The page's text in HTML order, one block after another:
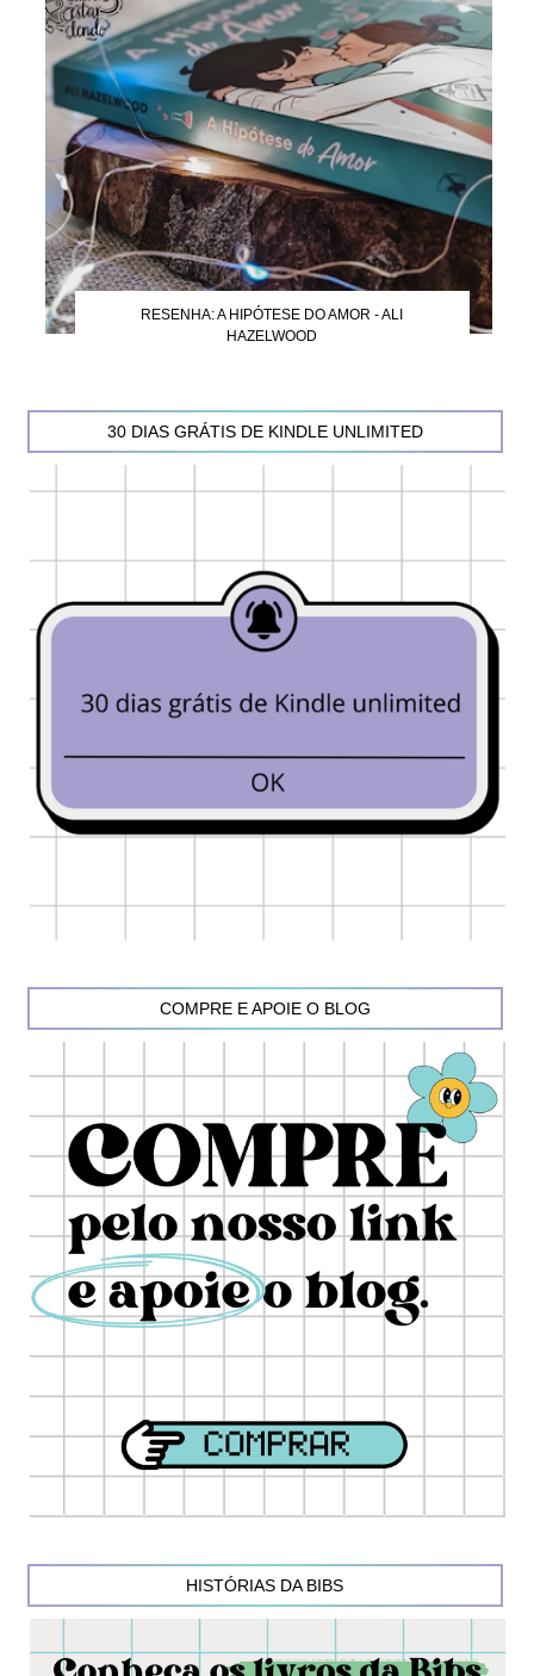
RESENHA: A HIPÓTESE DO AMOR - ALI
HAZELWOOD
30 DIAS GRÁTIS DE KINDLE UNLIMITED
COMPRE E APOIE O BLOG
HISTÓRIAS DA BIBS